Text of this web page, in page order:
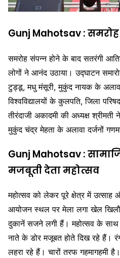
Gunj Mahotsav :
समरोह संपन्न होने के बाद सतरंगी
लोगों ने आनंद उठाया। उद्घाटन
टुड्डू, मधु मंसूरी, मुकुंद नायक के
विश्वविद्यालयों के कुलपति, जिला
तीरंदाजी अकादमी की अध्यक्ष श्रीमती
मुकुंद चंद्र मेहता के अलावा दर्जनों
Gunj Mahotsav :
मजबूती देता महोत्सव
महोत्सव को लेकर पूरे क्षेत्र में उत्साह
आयोजन स्थल पर मेला लगा खेल
दुकानें सजने लगी हैं। महोत्सव के साथ
नाते के डोर मजूबत होते दिख रहे हैं।
लहरा रहे हैं। चारों तरफ गहमागहमी है।